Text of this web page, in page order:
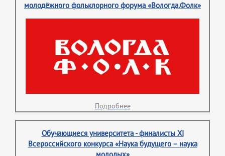
молодёжного фольклорного форума «Вологда.Фолк»
Подробнее
Обучающиеся университета - финалисты XI
Всероссийского конкурса «Наука будущего – наука